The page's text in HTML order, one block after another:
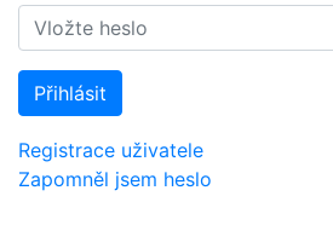
Přihlásit
Registrace uživatele
Zapomněl jsem heslo